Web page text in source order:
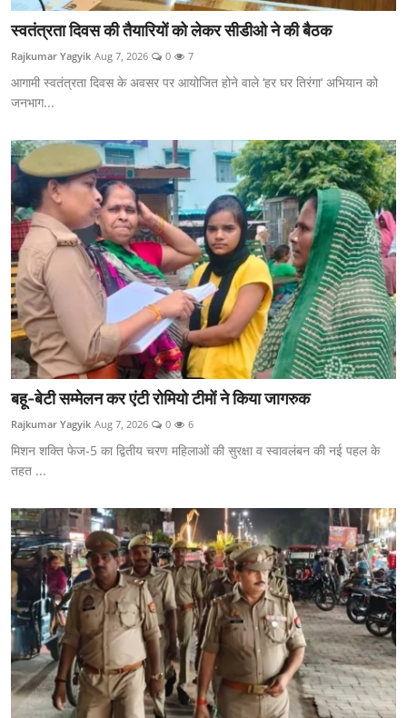
स्वतंत्रता दिवस की तैयारियों को लेकर सीडीओ ने की बैठक
Rajkumar Yagyik Aug 7, 2026 0 7
आगामी स्वतंत्रता दिवस के अवसर पर आयोजित होने वाले ‘हर घर तिरंगा‘ अभियान को
जनभाग...
बहू-बेटी सम्मेलन कर एंटी रोमियो टीमों ने किया जागरुक
Rajkumar Yagyik Aug 7, 2026 0 6
मिशन शक्ति फेज-5 का द्वितीय चरण महिलाओं की सुरक्षा व स्वावलंबन की नई पहल के
तहत ...